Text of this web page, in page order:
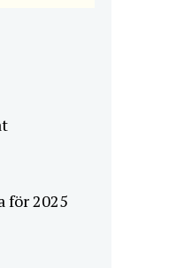
för 2025